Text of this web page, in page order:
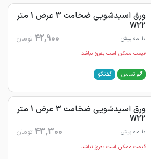
ورق اسیدشویی ضخامت 3 عرض 1 متر
W22
10 ماه پیش 42,900 تومان
قیمت ممکن است به‌روز نباشد
تماس گفتگو
ورق اسیدشویی ضخامت 3 عرض 1 متر
W22
10 ماه پیش 43,300 تومان
قیمت ممکن است به‌روز نباشد